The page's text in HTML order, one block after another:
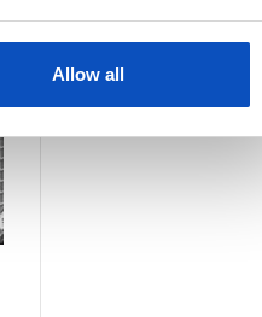
Allow all
SE HELE LISTEN